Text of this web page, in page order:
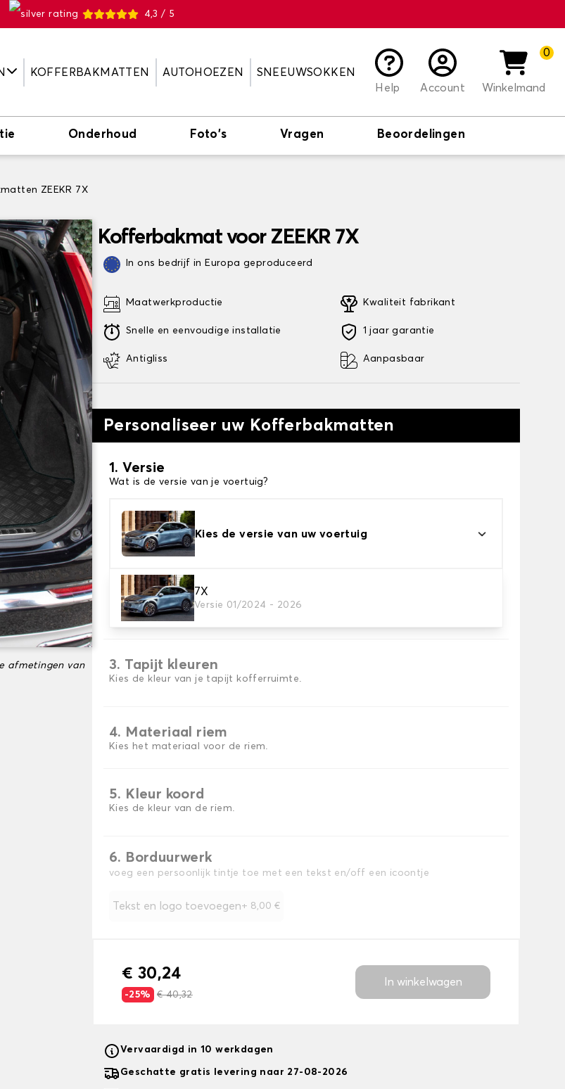
4,3 / 5
KOFFERBAKMATTEN AUTOHOEZEN
SNEEUWSOKKEN
Help
Account
0
Winkelmand
Onderhoud Foto's Vragen Beoordelingen
ZEEKR 7X
afmetingen van
Kofferbakmat voor ZEEKR 7X
In ons bedrijf in Europa geproduceerd
Maatwerkproductie
Snelle en eenvoudige installatie
Antigliss
Kwaliteit fabrikant
1 jaar garantie
Aanpasbaar
Personaliseer uw Kofferbakmatten
1. Versie
Wat is de versie van je voertuig?
Kies de versie van uw voertuig
7X
Versie 01/2024 - 2026
2. Materiaal
Kies het materiaal van uw kofferbakmat
3. Tapijt kleuren
Kies de kleur van je tapijt kofferruimte.
4. Materiaal riem
Kies het materiaal voor de riem.
5. Kleur koord
Kies de kleur van de riem.
6. Borduurwerk
voeg een persoonlijk tintje toe met een tekst en/off een icoontje
Tekst en logo toevoegen+ 8,00 €
€ 30,24
-25% € 40,32
In winkelwagen
Vervaardigd in 10 werkdagen
Geschatte gratis levering naar 27-08-2026